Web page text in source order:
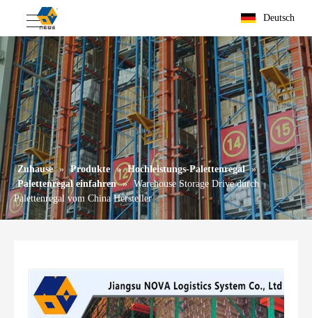
Deutsch
Zuhause » Produkte » Hochleistungs-Palettenregal »
Palettenregal einfahren » Warehouse Storage Drive durch
Palettenregal vom China Hersteller